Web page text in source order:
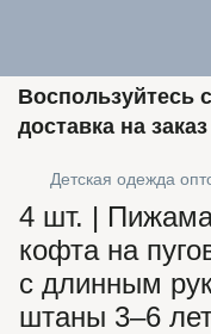
Воспользуйтесь
доставка на
Детская одежда
4 шт. | Пижама
кофта на
с длинным
штаны 3–6